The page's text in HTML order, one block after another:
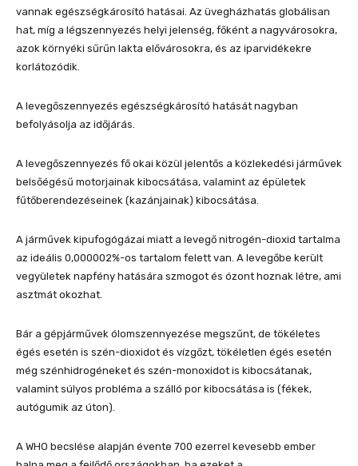
vannak egészségkárosító hatásai. Az üvegházhatás globálisan
hat, míg a légszennyezés helyi jelenség, főként a nagyvárosokra,
azok környéki sűrűn lakta elővárosokra, és az iparvidékekre
korlátozódik.
A levegőszennyezés egészségkárosító hatását nagyban
befolyásolja az időjárás.
A levegőszennyezés fő okai közül jelentős a közlekedési járművek
belsőégésű motorjainak kibocsátása, valamint az épületek
fűtőberendezéseinek (kazánjainak) kibocsátása.
A járművek kipufogógázai miatt a levegő nitrogén-dioxid tartalma
az ideális 0,000002%-os tartalom felett van. A levegőbe került
vegyületek napfény hatására szmogot és ózont hoznak létre, ami
asztmát okozhat.
Bár a gépjárművek ólomszennyezése megszűnt, de tökéletes
égés esetén is szén-dioxidot és vízgőzt, tökéletlen égés esetén
még szénhidrogéneket és szén-monoxidot is kibocsátanak,
valamint súlyos probléma a szálló por kibocsátása is (fékek,
autógumik az úton).
A WHO becslése alapján évente 700 ezerrel kevesebb ember